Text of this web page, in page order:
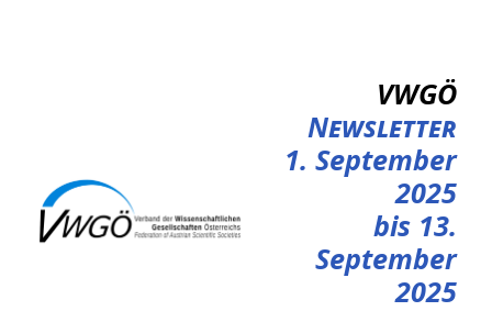
VWGÖ
Newsletter
1. September
2025
bis 13.
September
2025